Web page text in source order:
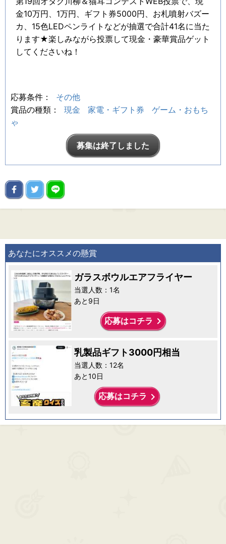
金10万円、1万円、ギフト券5000円、お札噴射バズー
カ、15色LEDペンライトなどが抽選で合計41名に当た
ります★楽しみながら投票して現金・豪華賞品ゲット
してくださいね！
応募条件：
その他
賞品の種類：
現金 家電・ギフト券
ゲーム・おもち
ゃ
募集は終了しました
あなたにオススメの懸賞
ガラスボウルエアフライヤー
当選人数：1名
あと9日
応募はコチラ keyboard_arrow_right
乳製品ギフト3000円相当
当選人数：12名
あと10日
応募はコチラ keyboard_arrow_right